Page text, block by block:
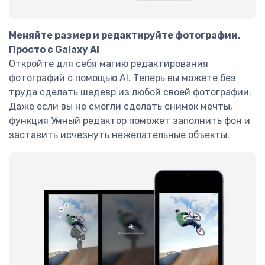
Меняйте размер и редактируйте фотографии.
Просто с Galaxy AI
Откройте для себя магию редактирования
фотографий с помощью AI. Теперь вы можете без
труда сделать шедевр из любой своей фотографии.
Даже если вы не смогли сделать снимок мечты,
функция Умный редактор поможет заполнить фон и
заставить исчезнуть нежелательные объекты.